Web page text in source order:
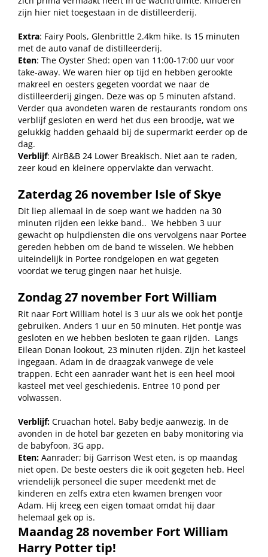
zijn hier niet toegestaan in de distilleerderij.
Extra: Fairy Pools, Glenbrittle 2.4km hike. Is 15 minuten
met de auto vanaf de distilleerderij.
Eten: The Oyster Shed: open van 11:00-17:00 uur voor
take-away. We waren hier op tijd en hebben gerookte
makreel en oesters gegeten voordat we naar de
distilleerderij gingen. Deze was op 5 minuten afstand.
Verder qua avondeten waren de restaurants rondom ons
verblijf gesloten en werd het dus een broodje, wat we
gelukkig hadden gehaald bij de supermarkt eerder op de
dag.
Verblijf: AirB&B 24 Lower Breakisch. Niet aan te raden,
zeer koud en kleinere oppervlakte dan verwacht.
Zaterdag 26 november Isle of Skye
Dit liep allemaal in de soep want we hadden na 30
minuten rijden een lekke band.. We hebben 3 uur
gewacht op hulpdiensten die ons vervolgens naar Portee
gereden hebben om de band te wisselen. We hebben
uiteindelijk in Portee rondgelopen en wat gegeten
voordat we terug gingen naar het huisje.
Zondag 27 november Fort William
Rit naar Fort William hotel is 3 uur als we ook het pontje
gebruiken. Anders 1 uur en 50 minuten. Het pontje was
gesloten en we hebben besloten te gaan rijden. Langs
Eilean Donan lookout, 23 minuten rijden. Zijn het kasteel
ingegaan. Adam in de draagzak vanwege de vele
trappen. Echt een aanrader want het is een heel mooi
kasteel met veel geschiedenis. Entree 10 pond per
volwassen.
Verblijf: Cruachan hotel. Baby bedje aanwezig. In de
avonden in de hotel bar gezeten en baby monitoring via
de babyfoon, 3G app.
Eten: Aanrader; bij Garrison West eten, is op maandag
niet open. De beste oesters die ik ooit gegeten heb. Heel
vriendelijk personeel die super meedenkt met de
kinderen en zelfs extra eten kwamen brengen voor
Adam. Hij kreeg een eigen tomaat omdat hij daar
helemaal gek op is.
Maandag 28 november Fort William
Harry Potter tip!